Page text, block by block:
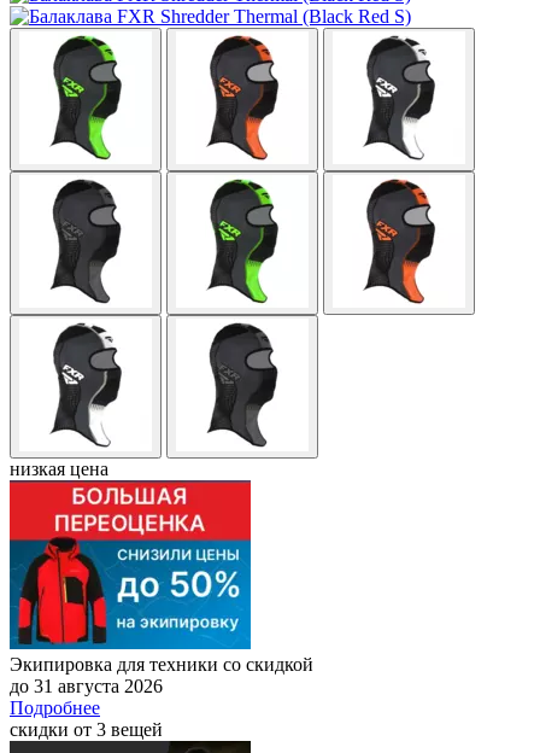
низкая цена
Экипировка для техники со скидкой
до 31 августа 2026
Подробнее
скидки от 3 вещей